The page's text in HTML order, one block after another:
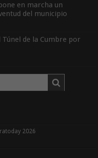
en marcha un
del municipio
de la Cumbre por
2026